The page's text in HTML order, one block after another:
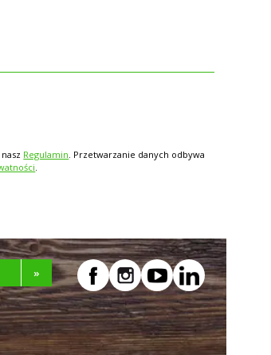
Regulamin. Przetwarzanie danych odbywa
.
»